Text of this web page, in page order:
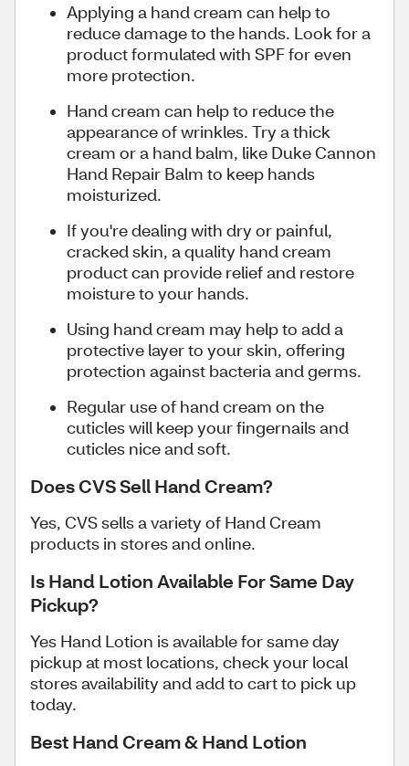
Applying a hand cream can help to
reduce damage to the hands. Look for a
product formulated with SPF for even
more protection.
Hand cream can help to reduce the
appearance of wrinkles. Try a thick
cream or a hand balm, like Duke Cannon
Hand Repair Balm to keep hands
moisturized.
If you're dealing with dry or painful,
cracked skin, a quality hand cream
product can provide relief and restore
moisture to your hands.
Using hand cream may help to add a
protective layer to your skin, offering
protection against bacteria and germs.
Regular use of hand cream on the
cuticles will keep your fingernails and
cuticles nice and soft.
Does CVS Sell Hand Cream?
Yes, CVS sells a variety of Hand Cream
products in stores and online.
Is Hand Lotion Available For Same Day
Pickup?
Yes Hand Lotion is available for same day
pickup at most locations, check your local
stores availability and add to cart to pick up
today.
Best Hand Cream & Hand Lotion